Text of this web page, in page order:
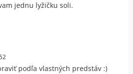
jednu lyžičku soli.
podľa vlastných predstáv :)